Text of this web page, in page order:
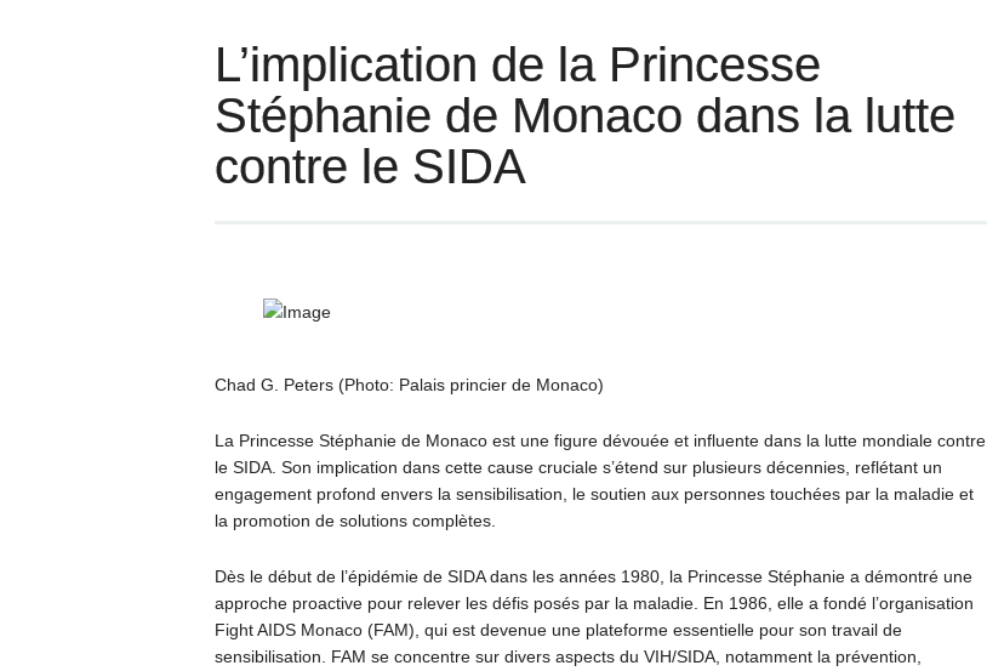
L’implication de la Princesse
Stéphanie de Monaco dans la lutte
contre le SIDA
Chad G. Peters (Photo: Palais princier de Monaco)
La Princesse Stéphanie de Monaco est une figure dévouée et influente dans la lutte mondiale contre
le SIDA. Son implication dans cette cause cruciale s’étend sur plusieurs décennies, reflétant un
engagement profond envers la sensibilisation, le soutien aux personnes touchées par la maladie et
la promotion de solutions complètes.
Dès le début de l’épidémie de SIDA dans les années 1980, la Princesse Stéphanie a démontré une
approche proactive pour relever les défis posés par la maladie. En 1986, elle a fondé l’organisation
Fight AIDS Monaco (FAM), qui est devenue une plateforme essentielle pour son travail de
sensibilisation. FAM se concentre sur divers aspects du VIH/SIDA, notamment la prévention,